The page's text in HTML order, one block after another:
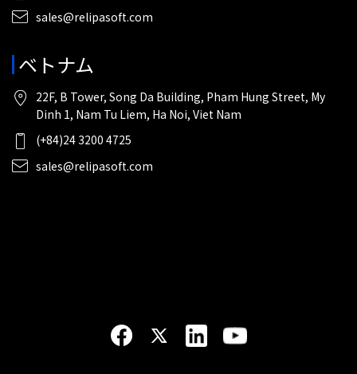
sales@relipasoft.com
ベトナム
22F, B Tower, Song Da Building, Pham Hung Street, My
Dinh 1, Nam Tu Liem, Ha Noi, Viet Nam
(+84)24 3200 4725
sales@relipasoft.com